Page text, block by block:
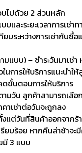
บไปด้วย 2 ส่วนหลัก
บและระยะเวลาการเช่า
บระหว่างการเช่ากับซื้
มแบบ) – ชำระวันมาเช่
นการให้บริการแนะนำให้
ขั้นตอนการให้บริการ
ามวัน ลูกค้าสามารถเลือ
าเช่าต่อวันจะถูกลง
งแต่วันที่สินค้าออกจากร้
ยบร้อย หากคืนล่าช้าจะ
มี 3 แบบ